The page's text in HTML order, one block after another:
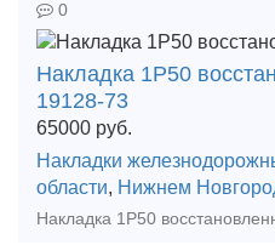
0
Накладка 1Р50
19128-73
65000 руб.
Накладки
области, Нижнем